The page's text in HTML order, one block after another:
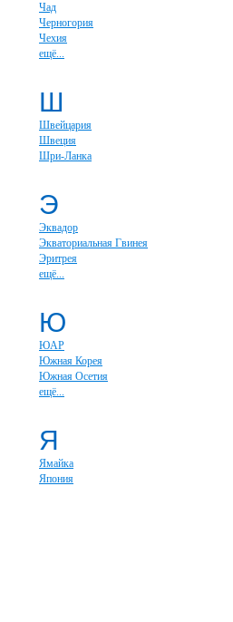
Чад
Черногория
Чехия
ещё...
Ш
Швейцария
Швеция
Шри-Ланка
Э
Эквадор
Экваториальная Гвинея
Эритрея
ещё...
Ю
ЮАР
Южная Корея
Южная Осетия
ещё...
Я
Ямайка
Япония